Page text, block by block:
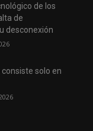
de los
de
desconexión
solo en